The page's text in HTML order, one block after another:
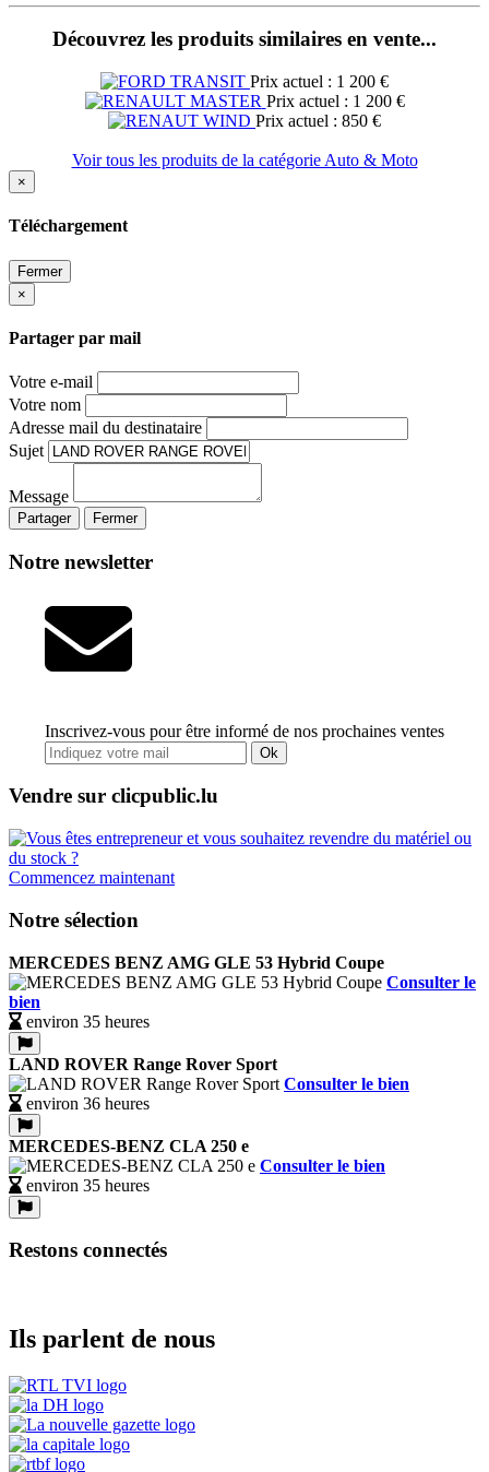
Découvrez les produits similaires en vente...
Prix actuel : 1 200 €
Prix actuel : 1 200 €
Prix actuel : 850 €
Voir tous les produits de la catégorie Auto & Moto
×
Téléchargement
Fermer
×
Partager par mail
Votre e-mail
Votre nom
Adresse mail du destinataire
Sujet
Message
Partager Fermer
Notre newsletter
Inscrivez-vous pour être informé de nos prochaines ventes
Ok
Vendre sur clicpublic.lu
Commencez maintenant
Notre sélection
MERCEDES BENZ AMG GLE 53 Hybrid Coupe
Consulter le
bien
environ 35 heures
LAND ROVER Range Rover Sport
Consulter le bien
environ 36 heures
MERCEDES-BENZ CLA 250 e
Consulter le bien
environ 35 heures
Restons connectés
Ils parlent de nous